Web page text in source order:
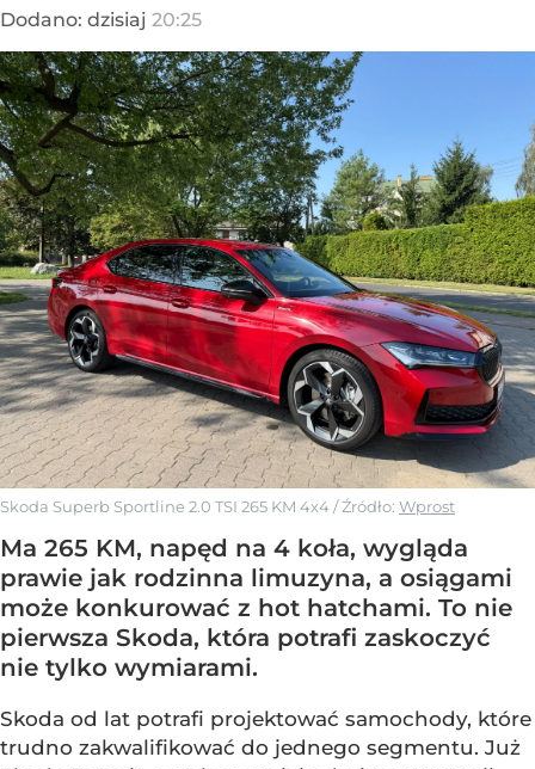
Dodano: dzisiaj 20:25
Skoda Superb Sportline 2.0 TSI 265 KM 4x4/ Źródło: Wprost
Ma 265 KM, napęd na 4 koła, wygląda
prawie jak rodzinna limuzyna, a osiągami
może konkurować z hot hatchami. To nie
pierwsza Skoda, która potrafi zaskoczyć
nie tylko wymiarami.
Skoda od lat potrafi projektować samochody, które
trudno zakwalifikować do jednego segmentu. Już